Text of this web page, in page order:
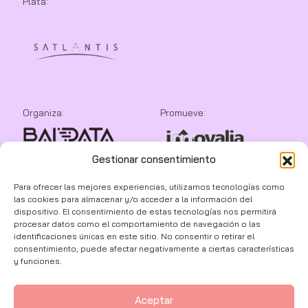
Gestionar consentimiento
Para ofrecer las mejores experiencias, utilizamos tecnologías como
las cookies para almacenar y/o acceder a la información del
dispositivo. El consentimiento de estas tecnologías nos permitirá
procesar datos como el comportamiento de navegación o las
identificaciones únicas en este sitio. No consentir o retirar el
consentimiento, puede afectar negativamente a ciertas características
y funciones.
Aceptar
Organiza: Promueve:
Colaboran: